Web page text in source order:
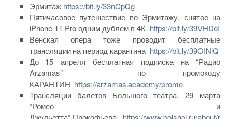
Эрмитаж https://bit.ly/33nCpQg
Пятичасовое путешествие по Эрмитажу, снятое на
iPhone 11 Pro одним дублем в 4К https://bit.ly/39VHDoI
Венская опера тоже проводит бесплатные
трансляции на период карантина https://bit.ly/39OINlQ
До 15 апреля бесплатная подписка на “Радио
Arzamas” по промокоду
КАРАНТИН https://arzamas.academy/promo
Трансляции балетов Большого театра, 29 марта
“Ромео и